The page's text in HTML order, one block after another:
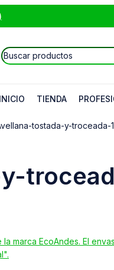
INICIO TIENDA
tostada-y-troceada-